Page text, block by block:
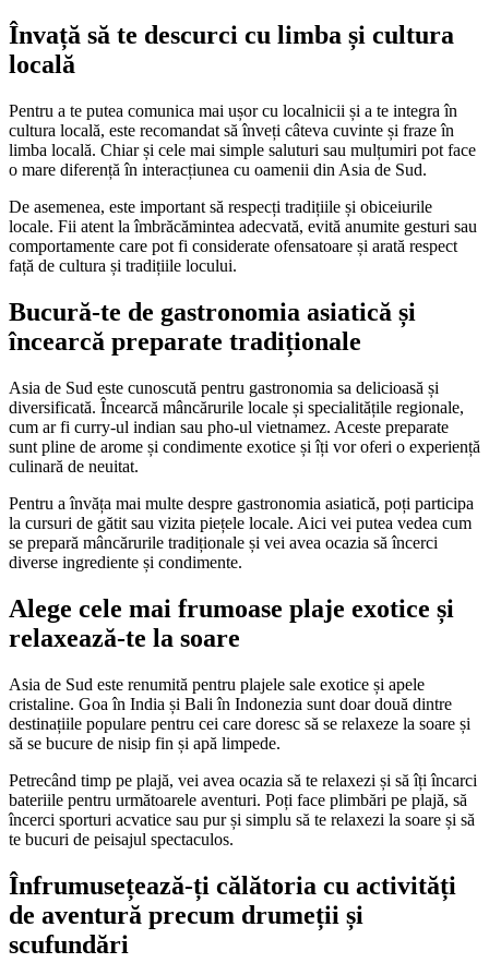
Învață să te descurci cu limba și cultura
locală
Pentru a te putea comunica mai ușor cu localnicii și a te integra în
cultura locală, este recomandat să înveți câteva cuvinte și fraze în
limba locală. Chiar și cele mai simple saluturi sau mulțumiri pot face
o mare diferență în interacțiunea cu oamenii din Asia de Sud.
De asemenea, este important să respecți tradițiile și obiceiurile
locale. Fii atent la îmbrăcămintea adecvată, evită anumite gesturi sau
comportamente care pot fi considerate ofensatoare și arată respect
față de cultura și tradițiile locului.
Bucură-te de gastronomia asiatică și
încearcă preparate tradiționale
Asia de Sud este cunoscută pentru gastronomia sa delicioasă și
diversificată. Încearcă mâncărurile locale și specialitățile regionale,
cum ar fi curry-ul indian sau pho-ul vietnamez. Aceste preparate
sunt pline de arome și condimente exotice și îți vor oferi o experiență
culinară de neuitat.
Pentru a învăța mai multe despre gastronomia asiatică, poți participa
la cursuri de gătit sau vizita piețele locale. Aici vei putea vedea cum
se prepară mâncărurile tradiționale și vei avea ocazia să încerci
diverse ingrediente și condimente.
Alege cele mai frumoase plaje exotice și
relaxează-te la soare
Asia de Sud este renumită pentru plajele sale exotice și apele
cristaline. Goa în India și Bali în Indonezia sunt doar două dintre
destinațiile populare pentru cei care doresc să se relaxeze la soare și
să se bucure de nisip fin și apă limpede.
Petrecând timp pe plajă, vei avea ocazia să te relaxezi și să îți încarci
bateriile pentru următoarele aventuri. Poți face plimbări pe plajă, să
încerci sporturi acvatice sau pur și simplu să te relaxezi la soare și să
te bucuri de peisajul spectaculos.
Înfrumusețează-ți călătoria cu activități
de aventură precum drumeții și
scufundări